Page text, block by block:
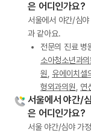
은 어디인가요?
서울에서 야간/심
과 같아요.
전문의 진료 병
소아청소년과의
원
유에이치셀
형외과의원
연
서울에서 야간/
은 어디인가요?
서울 야간/심야 가